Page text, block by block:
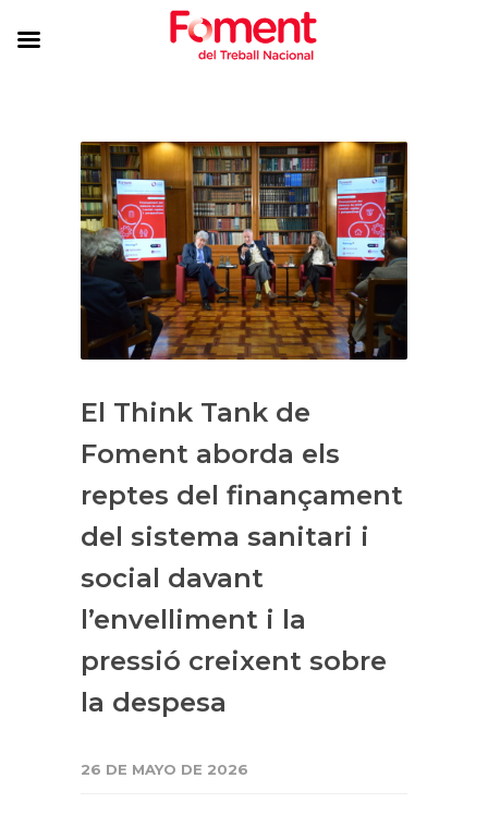
El Think Tank de
Foment aborda els
reptes del finançament
del sistema sanitari i
social davant
l’envelliment i la
pressió creixent sobre
la despesa
26 DE MAYO DE 2026